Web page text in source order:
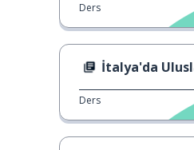
Ders
İtalya'da
Ders